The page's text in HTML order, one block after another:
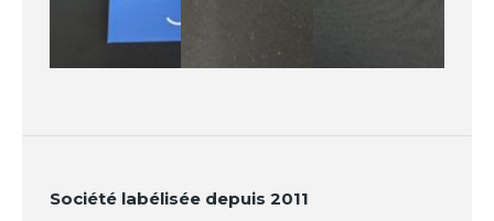
Société labélisée depuis 2011